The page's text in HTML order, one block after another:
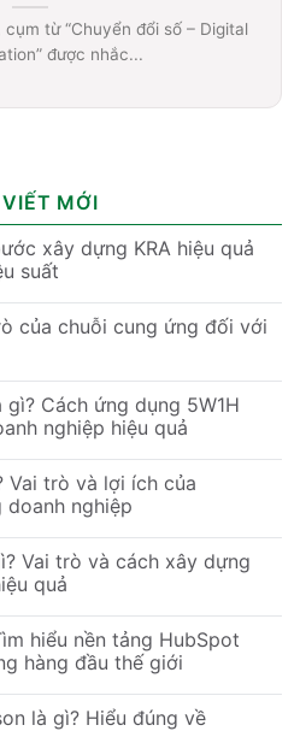
từ “Chuyển đổi số – Digital
được nhắc...
MỚI
xây dựng KRA hiệu quả
suất
của chuỗi cung ứng đối với
gì? Cách ứng dụng 5W1H
nghiệp hiệu quả
Vai trò và lợi ích của
nghiệp
Vai trò và cách xây dựng
quả
hiểu nền tảng HubSpot
hàng đầu thế giới
là gì? Hiểu đúng về